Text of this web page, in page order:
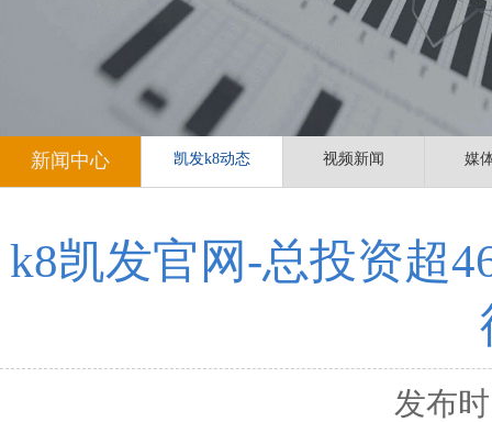
新闻中心 凯发k8动态 视频新闻 媒
k8凯发官网-总投资超
发布